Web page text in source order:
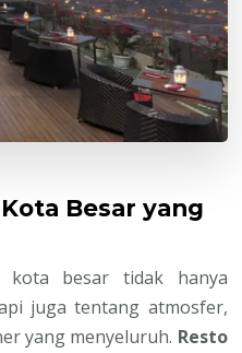
Besar yang
kota besar tidak hanya
juga tentang atmosfer,
yang menyeluruh. Resto